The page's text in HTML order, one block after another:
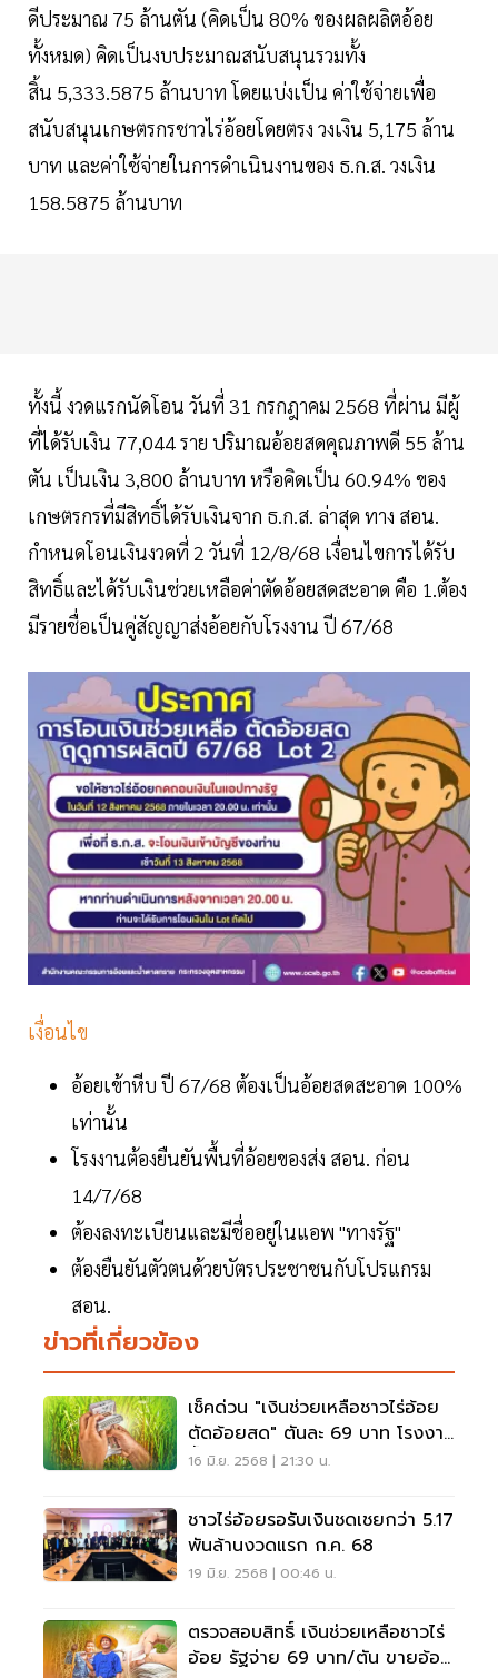
ดีประมาณ 75 ล้านตัน (คิดเป็น 80% ของผลผลิตอ้อย
ทั้งหมด) คิดเป็นงบประมาณสนับสนุนรวมทั้ง
สิ้น 5,333.5875 ล้านบาท โดยแบ่งเป็น ค่าใช้จ่ายเพื่อ
สนับสนุนเกษตรกรชาวไร่อ้อยโดยตรง วงเงิน 5,175 ล้าน
บาท และค่าใช้จ่ายในการดำเนินงานของ ธ.ก.ส. วงเงิน
158.5875 ล้านบาท
ทั้งนี้ งวดแรกนัดโอน วันที่ 31 กรกฎาคม 2568 ที่ผ่าน มีผู้
ที่ได้รับเงิน 77,044 ราย ปริมาณอ้อยสดคุณภาพดี 55 ล้าน
ตัน เป็นเงิน 3,800 ล้านบาท หรือคิดเป็น 60.94% ของ
เกษตรกรที่มีสิทธิ์ได้รับเงินจาก ธ.ก.ส. ล่าสุด ทาง สอน.
กำหนดโอนเงินงวดที่ 2 วันที่ 12/8/68 เงื่อนไขการได้รับ
สิทธิ์และได้รับเงินช่วยเหลือค่าตัดอ้อยสดสะอาด คือ 1.ต้อง
มีรายชื่อเป็นคู่สัญญาส่งอ้อยกับโรงงาน ปี 67/68
เงื่อนไข
อ้อยเข้าหีบ ปี 67/68 ต้องเป็นอ้อยสดสะอาด 100%
เท่านั้น
โรงงานต้องยืนยันพื้นที่อ้อยของส่ง สอน. ก่อน
14/7/68
ต้องลงทะเบียนและมีชื่ออยู่ในแอพ "ทางรัฐ"
ต้องยืนยันตัวตนด้วยบัตรประชาชนกับโปรแกรม
สอน.
ข่าวที่เกี่ยวข้อง
เช็คด่วน "เงินช่วยเหลือชาวไร่อ้อย
ตัดอ้อยสด" ตันละ 69 บาท โรงงาน
น้ำตาลพร้อมจ่าย
16 มิ.ย. 2568 | 21:30 น.
ชาวไร่อ้อยรอรับเงินชดเชยกว่า 5.17
พันล้านงวดแรก ก.ค.​ 68
19 มิ.ย. 2568 | 00:46 น.
ตรวจสอบสิทธิ์ เงินช่วยเหลือชาวไร่
อ้อย รัฐจ่าย 69 บาท/ตัน ขายอ้อย